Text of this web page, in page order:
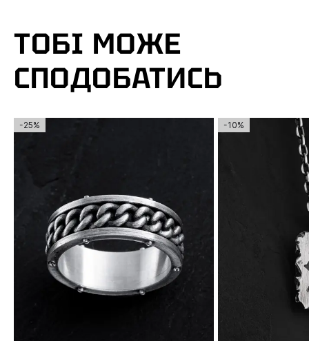
ТОБІ МОЖЕ
СПОДОБАТИСЬ
-25% -10%